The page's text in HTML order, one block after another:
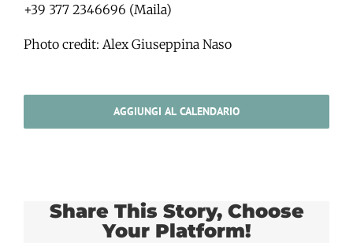
+39 377 2346696 (Maila)
Photo credit: Alex Giuseppina Naso
AGGIUNGI AL CALENDARIO
Share This Story, Choose
Your Platform!